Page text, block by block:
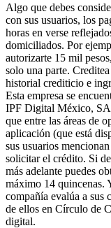
Algo que debes
con sus usuarios, los
horas en verse
domiciliados. Por
autorizarte 15 mil
solo una parte.
historial crediticio e
Esta empresa se
IPF Digital México, SA
que entre las áreas de
aplicación (que está
sus usuarios
solicitar el crédito. Si
más adelante puedes
máximo 14 quincenas.
compañía evalúa a sus
de ellos en Círculo de
digital.